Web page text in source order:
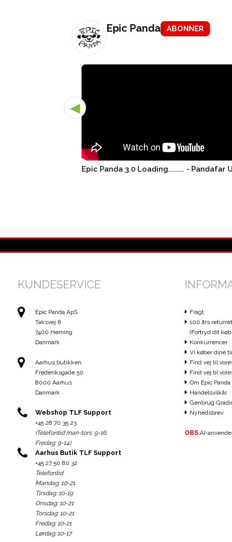
Epic Panda ABONNER
Epic Panda 3.0 Loading........ - Pandafar
◀
KUNDESERVICE
Epic Panda ApS
Taksvej 6
7400 Herning
Danmark
Aarhus butikken
Frederiksgade 50
8000 Aarhus
Danmark
Webshop TLF Support
+45 28 70 35 23
(Telefontid man-tors: 9-16.
Fredag: 9-14)
Aarhus Butik TLF Support
+45 27 50 80 32
Telefontid
Mandag: 10-21.
Tirsdag: 10-19
Onsdag: 10-21
Torsdag: 10-21
Fredag: 10-21
Lørdag: 10-17
Fragt
100 års returret
(Fortryd dit køb
Konkurrencer
Vi køber dine
Find vej til
Find vej til
Om Epic Panda
Handelsvilkår
Genbrug
Nyhedsbrev
OBSAI-